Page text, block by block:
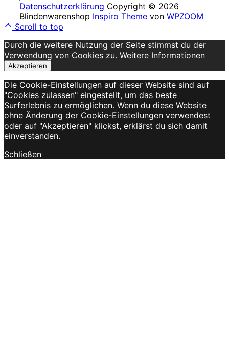
Datenschutzerklärung Copyright © 2026
Blindenwarenshop Inspiro Theme von WPZOOM
Scroll to top
Durch die weitere Nutzung der Seite stimmst du der
Verwendung von Cookies zu. Weitere Informationen
Akzeptieren
Die Cookie-Einstellungen auf dieser Website sind auf
"Cookies zulassen" eingestellt, um das beste
Surferlebnis zu ermöglichen. Wenn du diese Website
ohne Änderung der Cookie-Einstellungen verwendest
oder auf "Akzeptieren" klickst, erklärst du sich damit
einverstanden.
Schließen